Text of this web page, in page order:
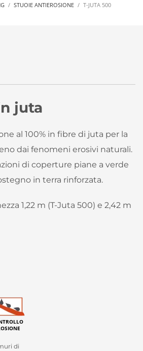
STUOIE ANTIEROSIONE T-JUTA 500
juta
al 100% in fibre di juta per la
dai fenomeni erosivi naturali.
di coperture piane a verde
in terra rinforzata.
1,22 m (T-Juta 500) e 2,42 m
di